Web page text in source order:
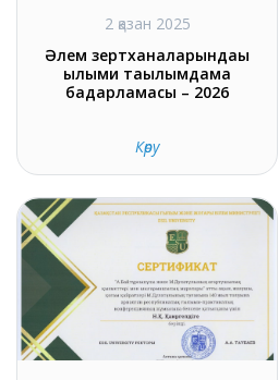
2 қазан 2025
Әлем зертханаларындағы
ғылыми тағылымдама
бағдарламасы – 2026
Көру